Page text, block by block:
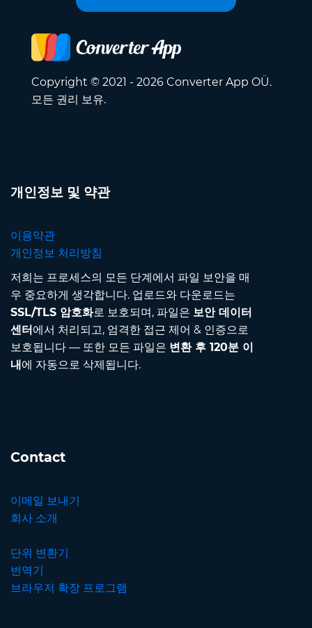
Copyright © 2021 - 2026 Converter App OÜ.
모든 권리 보유.
개인정보 및 약관
이용약관
개인정보 처리방침
저희는 프로세스의 모든 단계에서 파일 보안을 매
우 중요하게 생각합니다. 업로드와 다운로드는
SSL/TLS 암호화로 보호되며, 파일은 보안 데이터
센터에서 처리되고, 엄격한 접근 제어 & 인증으로
보호됩니다 — 또한 모든 파일은 변환 후 120분 이
내에 자동으로 삭제됩니다.
Contact
이메일 보내기
회사 소개
단위 변환기
번역기
브라우저 확장 프로그램